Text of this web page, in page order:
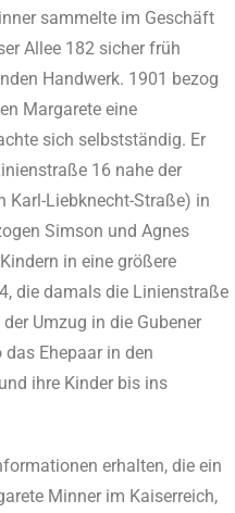
sammelte im Geschäft
Allee 182 sicher früh
Handwerk. 1901 bezog
Margarete eine
sich selbstständig. Er
16 nahe der
Karl-Liebknecht-Straße) in
Simson und Agnes
in eine größere
die damals die Linienstraße
Umzug in die Gubener
Ehepaar in den
ihre Kinder bis ins
erhalten, die ein
Minner im Kaiserreich,